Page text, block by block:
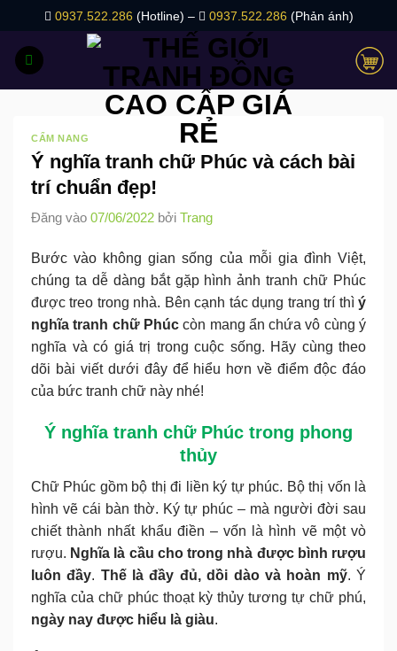
nội
dung
0937.522.286 (Hotline) – 0937.522.286 (Phản ánh)
CẨM NANG
Ý nghĩa tranh chữ Phúc và cách bài
trí chuẩn đẹp!
Đăng vào 07/06/2022 bởi Trang
Bước vào không gian sống của mỗi gia đình Việt,
chúng ta dễ dàng bắt gặp hình ảnh tranh chữ Phúc
được treo trong nhà. Bên cạnh tác dụng trang trí thì ý
nghĩa tranh chữ Phúccòn mang ẩn chứa vô cùng ý
nghĩa và có giá trị trong cuộc sống. Hãy cùng theo
dõi bài viết dưới đây để hiểu hơn về điểm độc đáo
của bức tranh chữ này nhé!
Ý nghĩa tranh chữ Phúc trong phong
thủy
Chữ Phúc gồm bộ thị đi liền ký tự phúc. Bộ thị vốn là
hình vẽ cái bàn thờ. Ký tự phúc – mà người đời sau
chiết thành nhất khẩu điền – vốn là hình vẽ một vò
rượu. Nghĩa là cầu cho trong nhà được bình rượu
luôn đầy. Thế là đầy đủ, dồi dào và hoàn mỹ. Ý
nghĩa của chữ phúc thoạt kỳ thủy tương tự chữ phú,
ngày nay được hiểu là giàu.